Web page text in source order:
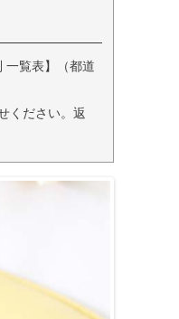
一覧表】（都道
ください。返